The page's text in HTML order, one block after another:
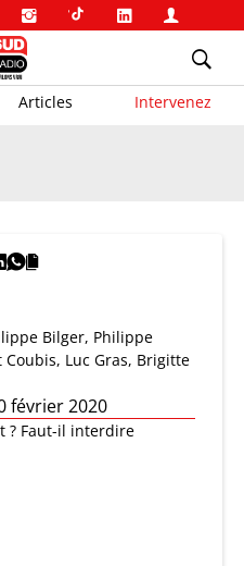
Articles Intervenez
Bilger, Philippe
Luc Gras, Brigitte
février 2020
? Faut-il interdire